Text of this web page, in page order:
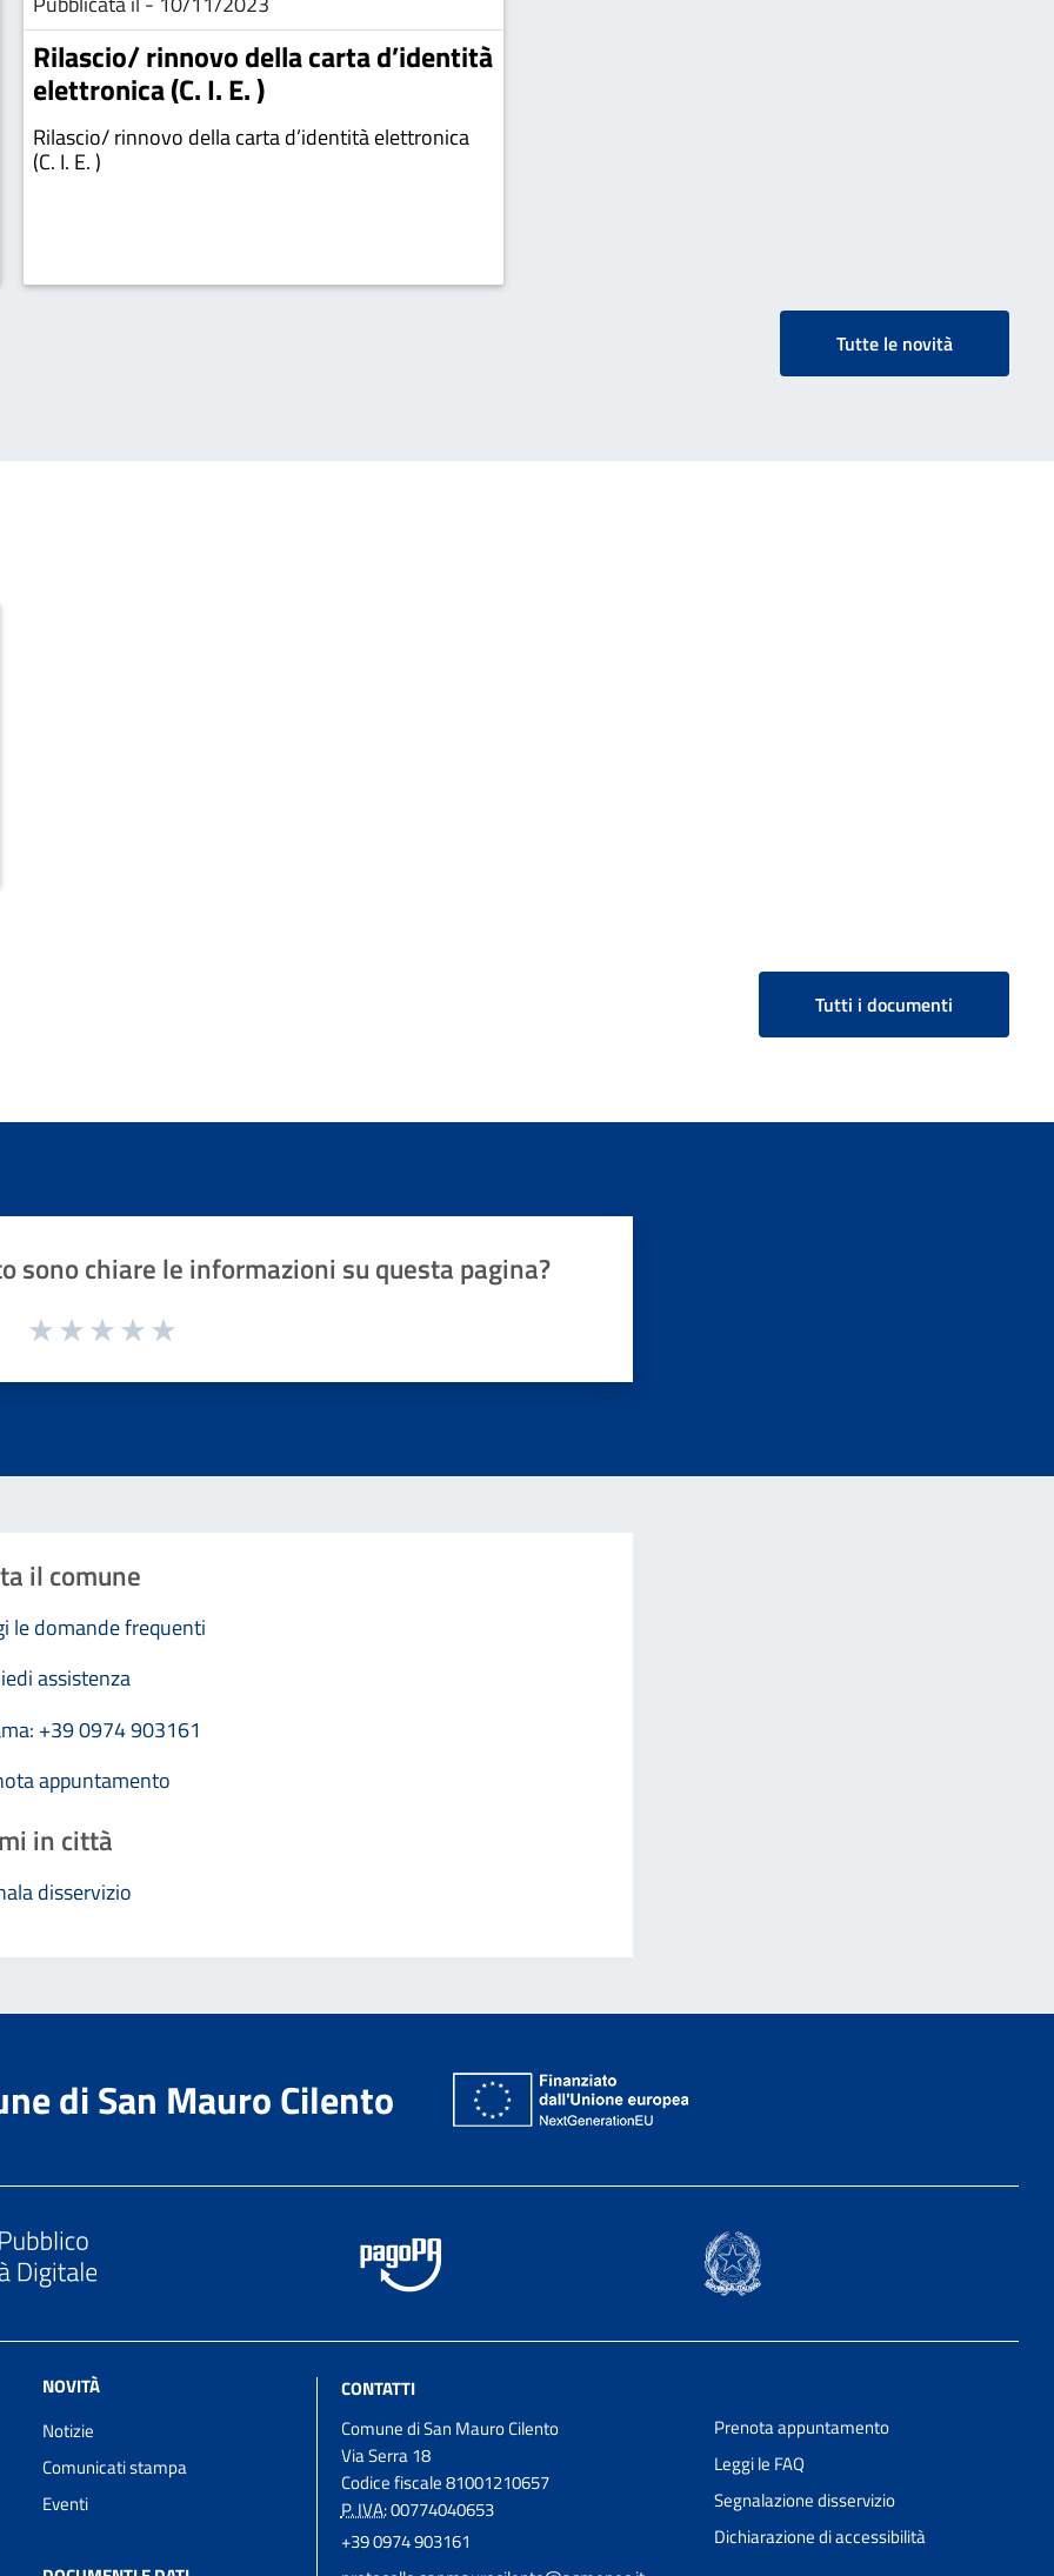
Rilascio/ rinnovo della carta d’identità
elettronica (C. I. E. )
Rilascio/ rinnovo della carta d’identità elettronica
(C. I. E. )
Tutte le novità
Tutti i documenti
sono chiare le informazioni su questa pagina?
1 a 5 stelle la pagina
il comune
le domande frequenti
assistenza
+39 0974 903161
appuntamento
in città
disservizio
di San Mauro Cilento
NOVITÀ
Notizie
Comunicati stampa
Eventi
CONTATTI
Comune di San Mauro Cilento
Via Serra 18
Codice fiscale 81001210657
P. IVA:00774040653
+39 0974 903161
Prenota appuntamento
Leggi le FAQ
Segnalazione disservizio
Dichiarazione di accessibilità